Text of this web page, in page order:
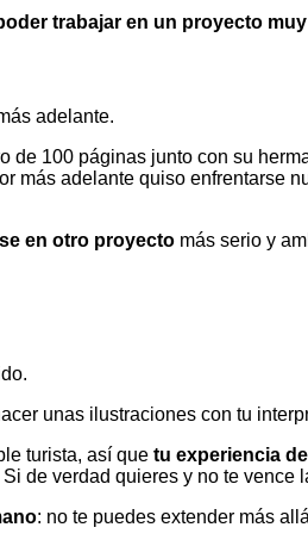
trabajar en un proyecto
adelante.
100 páginas junto con su
adelante quiso enfrentarse
en otro proyecto más serio y
unas ilustraciones con tu
turista, así que tu experiencia
de verdad quieres y no te vence
: no te puedes extender más